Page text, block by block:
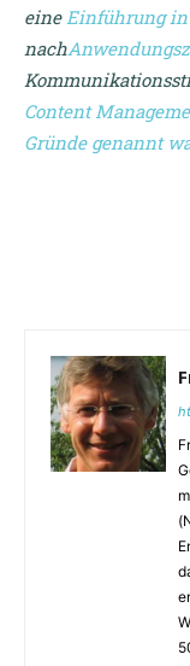
eine Einführung in
nach
Content
Gründe genannt